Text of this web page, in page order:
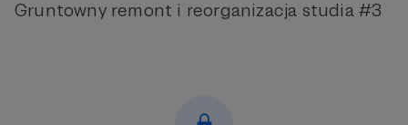
Gruntowny remont i reorganizacja studia #3